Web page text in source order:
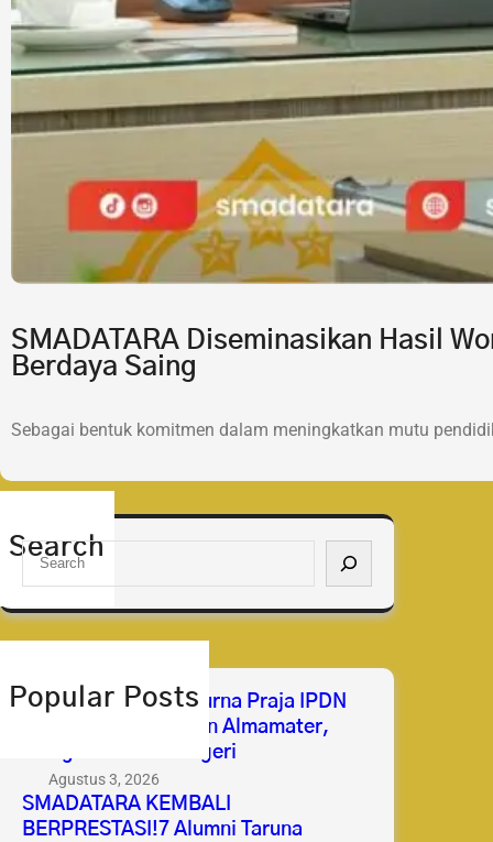
SMADATARA Diseminasikan Hasil
Berdaya Saing
Sebagai bentuk komitmen dalam meningkatkan mutu
Search
S
a
h
Popular Posts
Selamat & Sukses Purna Praja IPDN
2026 Membanggakan Almamater,
Mengabdi untuk Negeri
Agustus 3, 2026
SMADATARA KEMBALI
BERPRESTASI!7 Alumni Taruna